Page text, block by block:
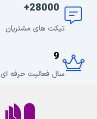
28000+
تیکت های مشتریان
9
سال فعالیت حرفه ای